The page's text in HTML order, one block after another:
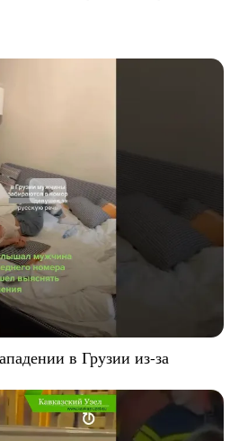
в Грузии из-за